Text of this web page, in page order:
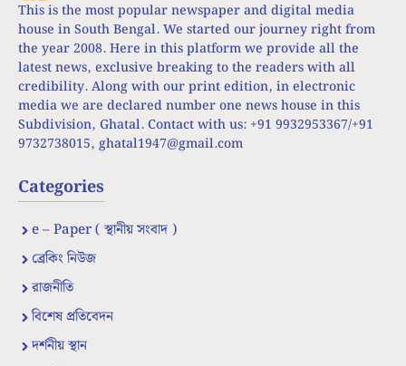
This is the most popular newspaper and digital media
house in South Bengal. We started our journey right from
the year 2008. Here in this platform we provide all the
latest news, exclusive breaking to the readers with all
credibility. Along with our print edition, in electronic
media we are declared number one news house in this
Subdivision, Ghatal. Contact with us: +91 9932953367/+91
9732738015, ghatal1947@gmail.com
Categories
e – Paper ( স্থানীয় সংবাদ )
ব্রেকিং নিউজ
রাজনীতি
বিশেষ প্রতিবেদন
দর্শনীয় স্থান